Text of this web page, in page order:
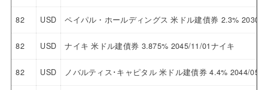
82 USD ペイパル・ホールディングス 米ドル建債券 2.3% 2030/
82 USD ナイキ 米ドル建債券 3.875% 2045/11/01ナイキ
82 USD ノバルティス･キャピタル 米ドル建債券 4.4% 2044/05/